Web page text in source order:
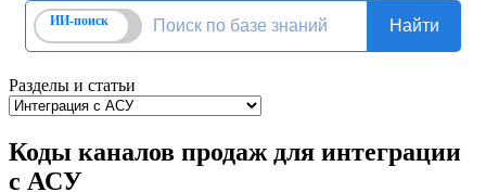
Разделы и статьи
Коды каналов продаж для интеграции
с АСУ